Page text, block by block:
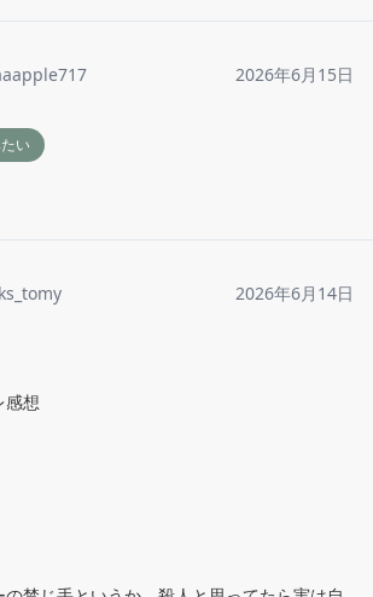
2026年6月15日
い
2026年6月14日
感想